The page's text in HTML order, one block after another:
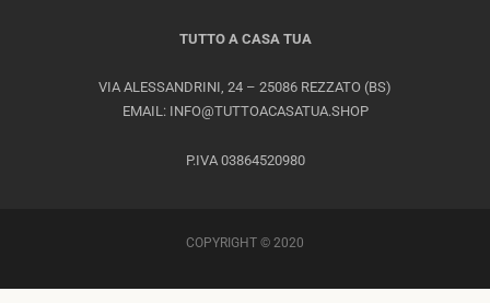
TUTTO A CASA TUA
VIA ALESSANDRINI, 24 – 25086 REZZATO (BS)
EMAIL: INFO@TUTTOACASATUA.SHOP
P.IVA 03864520980
COPYRIGHT © 2020